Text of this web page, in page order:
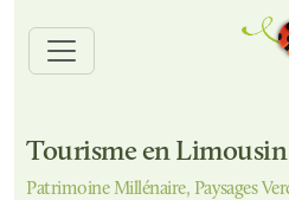
Tourisme en Limousin
Patrimoine Millénaire, Paysages Verdoyants et Richesses